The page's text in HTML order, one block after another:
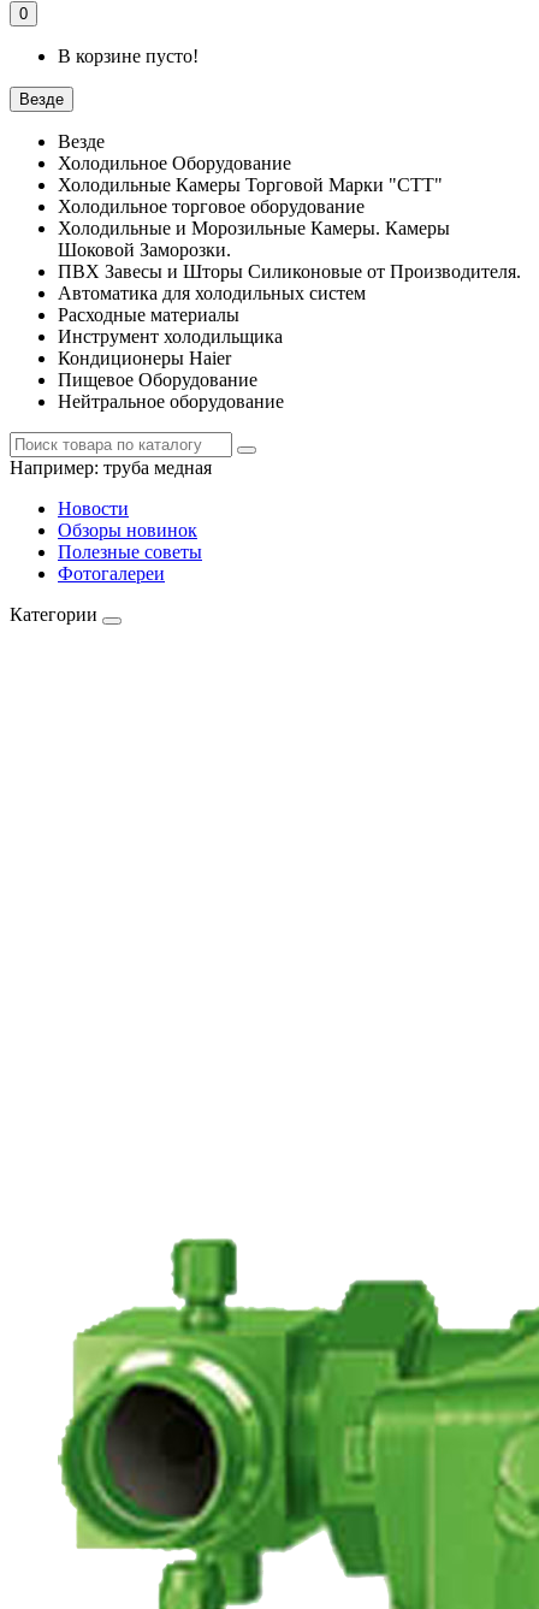
0
В корзине пусто!
Везде
Везде
Холодильное Оборудование
Холодильные Камеры Торговой Марки "СТТ"
Холодильное торговое оборудование
Холодильные и Морозильные Камеры. Камеры
Шоковой Заморозки.
ПВХ Завесы и Шторы Силиконовые от Производителя.
Автоматика для холодильных систем
Расходные материалы
Инструмент холодильщика
Кондиционеры Haier
Пищевое Оборудование
Нейтральное оборудование
Например: труба медная
Новости
Обзоры новинок
Полезные советы
Фотогалереи
Категории